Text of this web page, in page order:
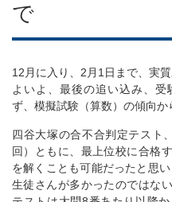
で
12月に入り、2月1日まで、実
よいよ、最後の追い込み、受
ず、模擬試験（算数）の傾向か
四谷大塚の合不合判定テスト
回）ともに、最上位校に合格
を解くことも可能だったと思
生徒さんが多かったのではな